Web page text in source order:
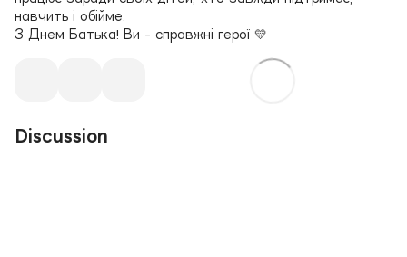
навчить і обійме.
З Днем Батька! Ви - справжні герої 💛
Discussion